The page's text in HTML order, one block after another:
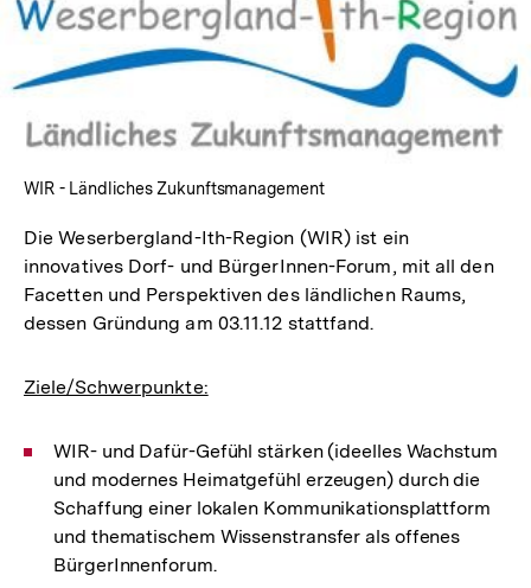
WIR - Ländliches Zukunftsmanagement
Die Weserbergland-Ith-Region (WIR) ist ein
innovatives Dorf- und BürgerInnen-Forum, mit all den
Facetten und Perspektiven des ländlichen Raums,
dessen Gründung am 03.11.12 stattfand.
Ziele/Schwerpunkte:
WIR- und Dafür-Gefühl stärken (ideelles Wachstum
und modernes Heimatgefühl erzeugen) durch die
Schaffung einer lokalen Kommunikationsplattform
und thematischem Wissenstransfer als offenes
BürgerInnenforum.